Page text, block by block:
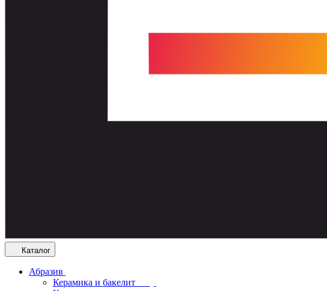
Каталог
Абразив
Керамика и бакелит